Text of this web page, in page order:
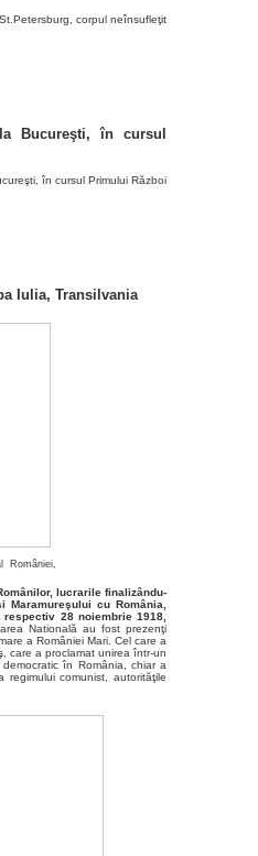
corpul neînsufleţit
Bucureşti, în cursul
în cursul Primului Război
Iulia, Transilvania
României,
lucrarile finalizându-
cu România,
28 noiembrie 1918,
Natională au fost prezenţi
a României Mari. Cel care a
care a proclamat unirea într-un
în România, chiar a
comunist, autorităţile